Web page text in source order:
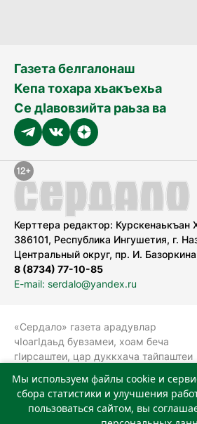
Газета белгалонаш
Кепа тохара хьакъехьа
Се дӀавовзийта раьза ва
Керттера редактор: Курскенаькъан
386101, Республика Ингушетия, г.
Центральный округ, пр. И.
8 (8734) 77-10-85
E-mail: serdalo@yandex.ru
«Сердало» газета арадувлар
чIоагIдаьд бувзамеи, хоам беча
гIирсаштеи, цар дуккхача тайпаштеи
болхлоша (Роскомнадзор).
Реестровая запись СМИ: ЭЛ № ФС
78323 от 15.05.2020 г. Учредитель:
Мы используем файлы cookie и
сбора статистики и улучшения
пользоваться сайтом, вы